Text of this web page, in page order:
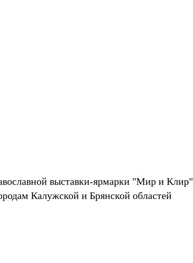
выставки-ярмарки "Мир и Клир"
Калужской и Брянской областей